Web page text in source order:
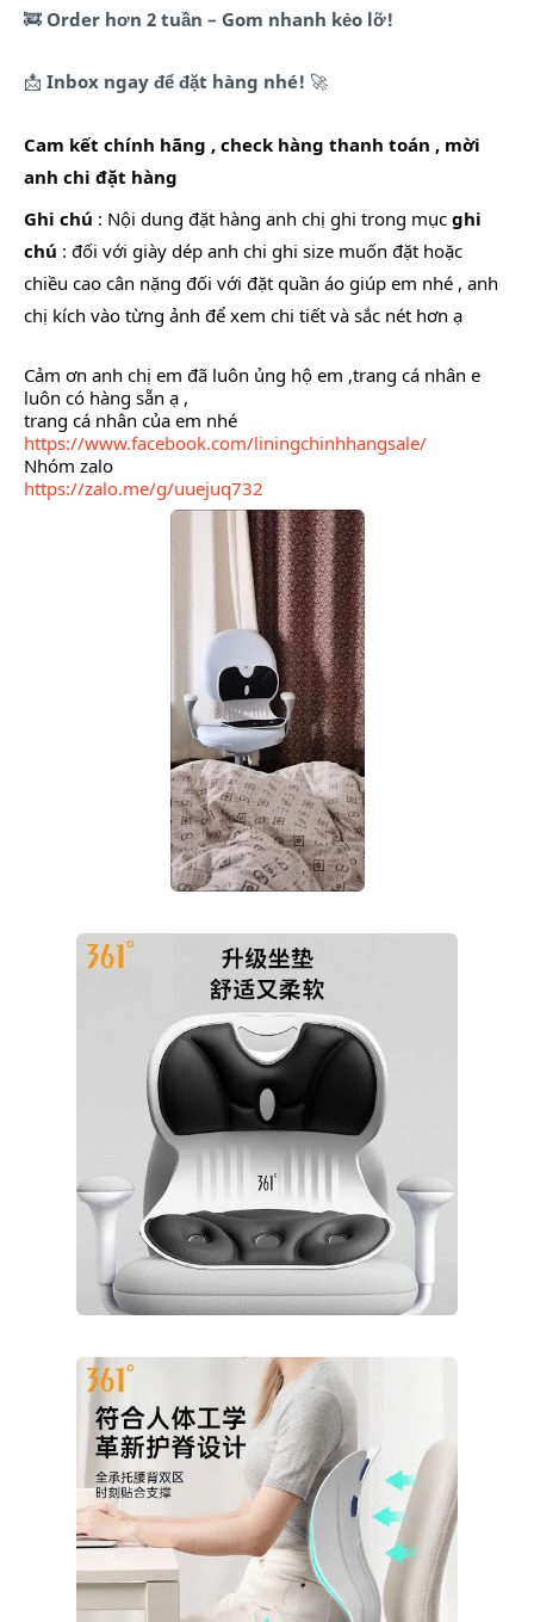
🚒 Order hơn 2 tuần – Gom nhanh kẻo lỡ!
📩 Inbox ngay để đặt hàng nhé! 🚀
Cam kết chính hãng , check hàng thanh toán , mời
anh chi đặt hàng
Ghi chú : Nội dung đặt hàng anh chị ghi trong mục ghi
chú : đối với giày dép anh chi ghi size muốn đặt hoặc
chiều cao cân nặng đối với đặt quần áo giúp em nhé , anh
chị kích vào từng ảnh để xem chi tiết và sắc nét hơn ạ
Cảm ơn anh chị em đã luôn ủng hộ em ,trang cá nhân e
luôn có hàng sẵn ạ ,
trang cá nhân của em nhé
https://www.facebook.com/liningchinhhangsale/
Nhóm zalo
https://zalo.me/g/uuejuq732